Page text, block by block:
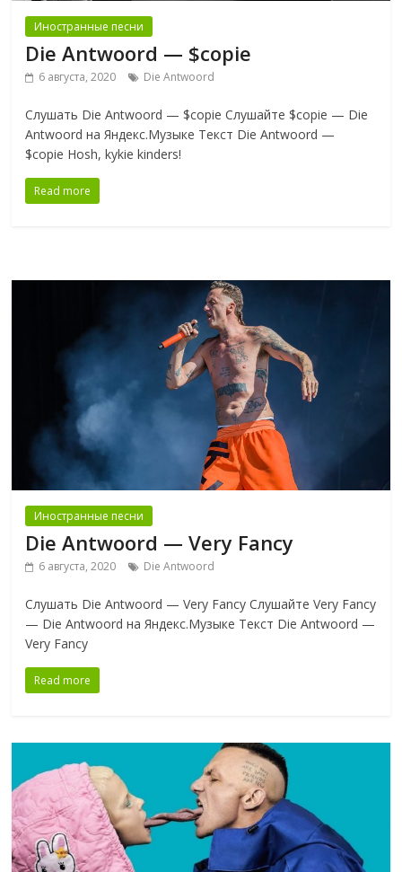
Иностранные песни
Die Antwoord — $copie
6 августа, 2020 Die Antwoord
Слушать Die Antwoord — $copie Слушайте $copie — Die
Antwoord на Яндекс.Музыке Текст Die Antwoord —
$copie Hosh, kykie kinders!
Read more
Иностранные песни
Die Antwoord — Very Fancy
6 августа, 2020 Die Antwoord
Слушать Die Antwoord — Very Fancy Слушайте Very Fancy
— Die Antwoord на Яндекс.Музыке Текст Die Antwoord —
Very Fancy
Read more